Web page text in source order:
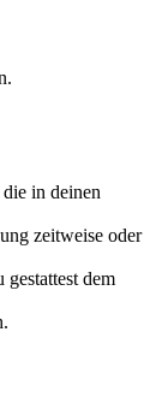
in deinen
zeitweise oder
dem